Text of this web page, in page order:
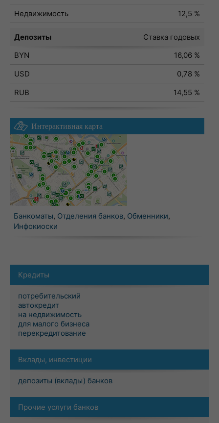
Недвижимость
12,5 %
Депозиты
Ставка годовых
BYN
16,06 %
USD
0,78 %
RUB
14,55 %
Интерактивная карта
Банкоматы, Отделения банков, Обменники,
Инфокиоски
Кредиты
потребительский
автокредит
на недвижимость
для малого бизнеса
перекредитование
Вклады, инвестиции
депозиты (вклады) банков
Прочие услуги банков